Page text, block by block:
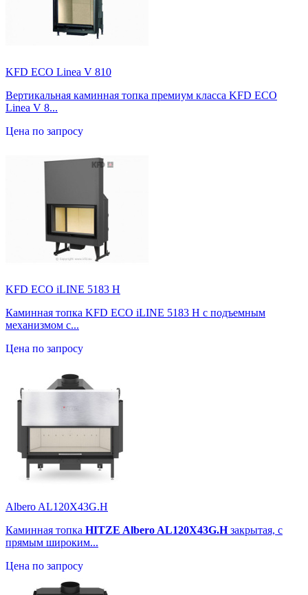
KFD ECO Linea V 810
Вертикальная каминная топка премиум класса KFD ECO
Linea V 8...
Цена по запросу
KFD ECO iLINE 5183 H
Каминная топка KFD ECO iLINE 5183 H с подъемным
механизмом с...
Цена по запросу
Albero AL120X43G.H
Каминная топка HITZE Albero AL120X43G.Hзакрытая, с
прямым широким...
Цена по запросу